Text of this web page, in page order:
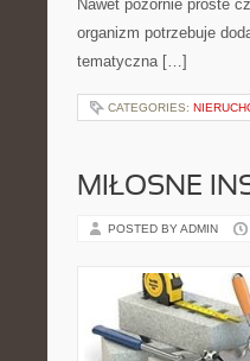
Nawet pozornie proste
organizm potrzebuje
tematyczna […]
CATEGORIES:
MIŁOSNE
POSTED BY ADMIN